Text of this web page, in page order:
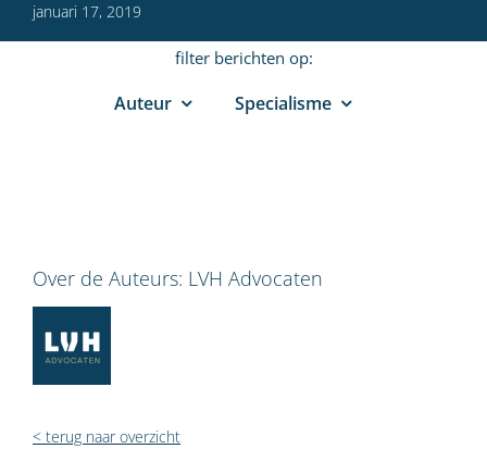
januari 17, 2019
filter berichten op:
Auteur Specialisme
Over de Auteurs: LVH Advocaten
< terug naar overzicht